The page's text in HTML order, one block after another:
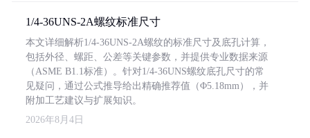
1/4-36UNS-2A螺纹标准尺寸
本文详细解析1/4-36UNS-2A螺纹的标准尺寸及底孔计算，
包括外径、螺距、公差等关键参数，并提供专业数据来源
（ASME B1.1标准）。针对1/4-36UNS螺纹底孔尺寸的常
见疑问，通过公式推导给出精确推荐值（Φ5.18mm），并
附加工艺建议与扩展知识。
2026年8月4日